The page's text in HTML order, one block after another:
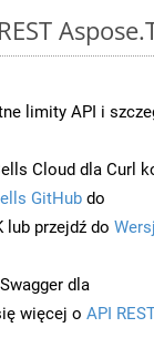
limity API i
Cloud dla Curl
GitHub do
przejdź do
dla
więcej o API REST